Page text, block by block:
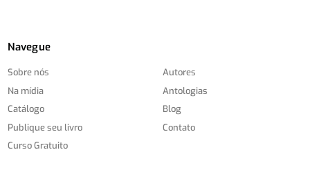
Navegue
Sobre nós
Na mídia
Catálogo
Publique seu livro
Curso Gratuito
Autores
Antologias
Blog
Contato